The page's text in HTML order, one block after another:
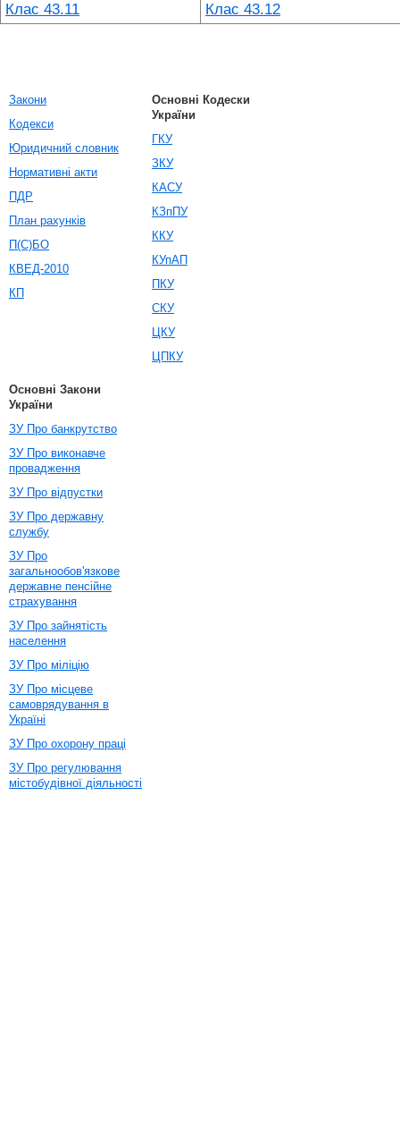
Клас 43.11
Клас 43.12
Закони
Кодекси
Юридичний словник
Нормативні акти
ПДР
План рахунків
П(С)БО
КВЕД-2010
КП
Основні Кодески
України
ГКУ
ЗКУ
КАСУ
КЗпПУ
ККУ
КУпАП
ПКУ
СКУ
ЦКУ
ЦПКУ
Основні Закони
України
ЗУ Про банкрутство
ЗУ Про виконавче
провадження
ЗУ Про відпустки
ЗУ Про державну
службу
ЗУ Про
загальнообов'язкове
державне пенсійне
страхування
ЗУ Про зайнятість
населення
ЗУ Про міліцію
ЗУ Про місцеве
самоврядування в
Україні
ЗУ Про охорону праці
ЗУ Про регулювання
містобудівної діяльності